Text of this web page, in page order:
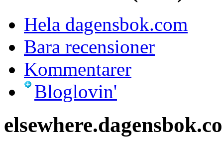
Hela dagensbok.com
Bara recensioner
Kommentarer
Bloglovin'